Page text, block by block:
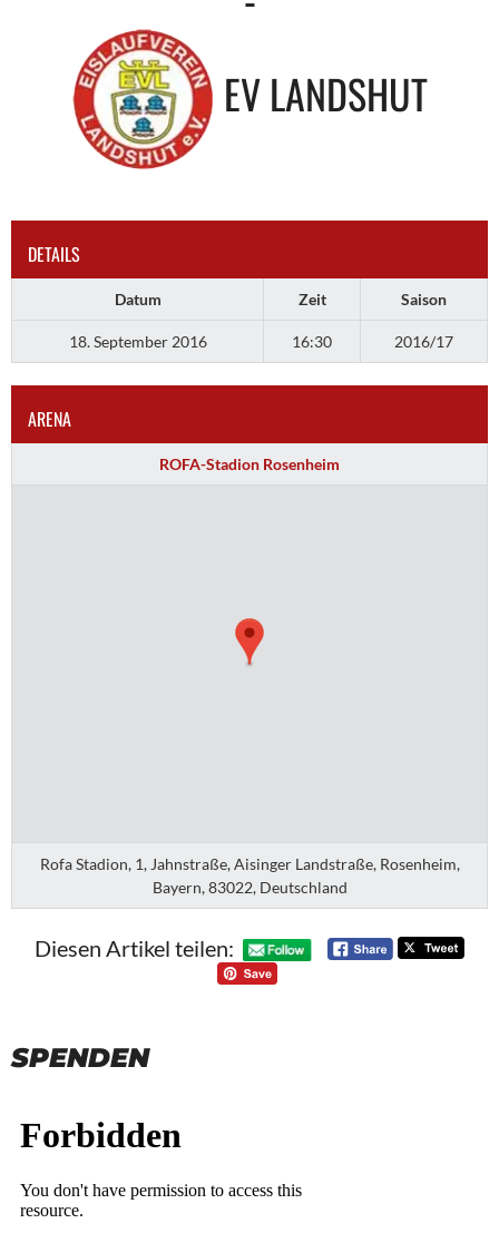
EV LANDSHUT
DETAILS
Datum Zeit Saison
18. September 2016 16:30 2016/17
ARENA
ROFA-Stadion Rosenheim
Rofa Stadion, 1, Jahnstraße, Aisinger Landstraße, Rosenheim,
Bayern, 83022, Deutschland
Diesen Artikel teilen:
SPENDEN